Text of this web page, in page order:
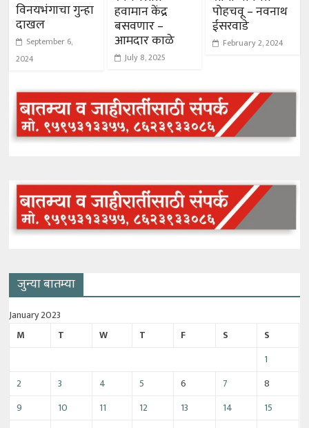
विनयभंगाचा गुन्हा
दाखल
September 6,
2024
हवामान केंद्र
बसवणार –
आमदार काळे
July 8, 2025
पोहचवू – नवनाथ
ईसरवाडे
February 2, 2024
जुन्या बातम्या
January 2023
M
T W T F S
S
1
2
3 4 5 6 7
8
9
10 11 12 13 14
15